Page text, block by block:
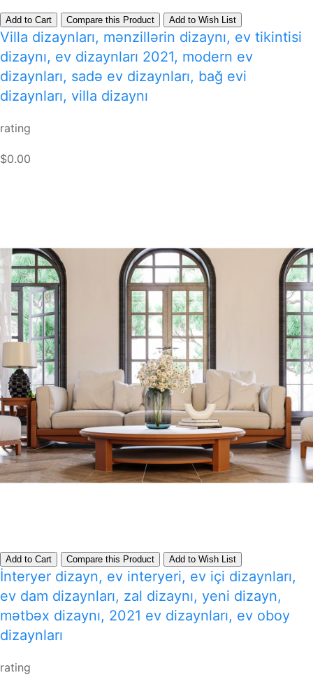
Add to Cart Compare this Product Add to Wish List
Villa dizaynları, mənzillərin dizaynı, ev tikintisi
dizaynı, ev dizaynları 2021, modern ev
dizaynları, sadə ev dizaynları, bağ evi
dizaynları, villa dizaynı
rating
$0.00
Add to Cart Compare this Product Add to Wish List
İnteryer dizayn, ev interyeri, ev içi dizaynları,
ev dam dizaynları, zal dizaynı, yeni dizayn,
mətbəx dizaynı, 2021 ev dizaynları, ev oboy
dizaynları
rating